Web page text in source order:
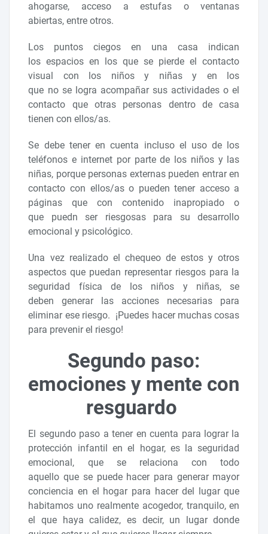
ahogarse, acceso a estufas o ventanas
abiertas, entre otros.
Los puntos ciegos en una casa indican
los espacios en los que se pierde el contacto
visual con los niños y niñas y en los
que no se logra acompañar sus actividades o el
contacto que otras personas dentro de casa
tienen con ellos/as.
Se debe tener en cuenta incluso el uso de los
teléfonos e internet por parte de los niños y las
niñas, porque personas externas pueden entrar en
contacto con ellos/as o pueden tener acceso a
páginas que con contenido inapropiado o
que puedn ser riesgosas para su desarrollo
emocional y psicológico.
Una vez realizado el chequeo de estos y otros
aspectos que puedan representar riesgos para la
seguridad física de los niños y niñas, se
deben generar las acciones necesarias para
eliminar ese riesgo. ¡Puedes hacer muchas cosas
para prevenir el riesgo!
Segundo paso:
emociones y mente con
resguardo
El segundo paso a tener en cuenta para lograr la
protección infantil en el hogar, es la seguridad
emocional, que se relaciona con todo
aquello que se puede hacer para generar mayor
conciencia en el hogar para hacer del lugar que
habitamos uno realmente acogedor, tranquilo, en
el que haya calidez, es decir, un lugar donde